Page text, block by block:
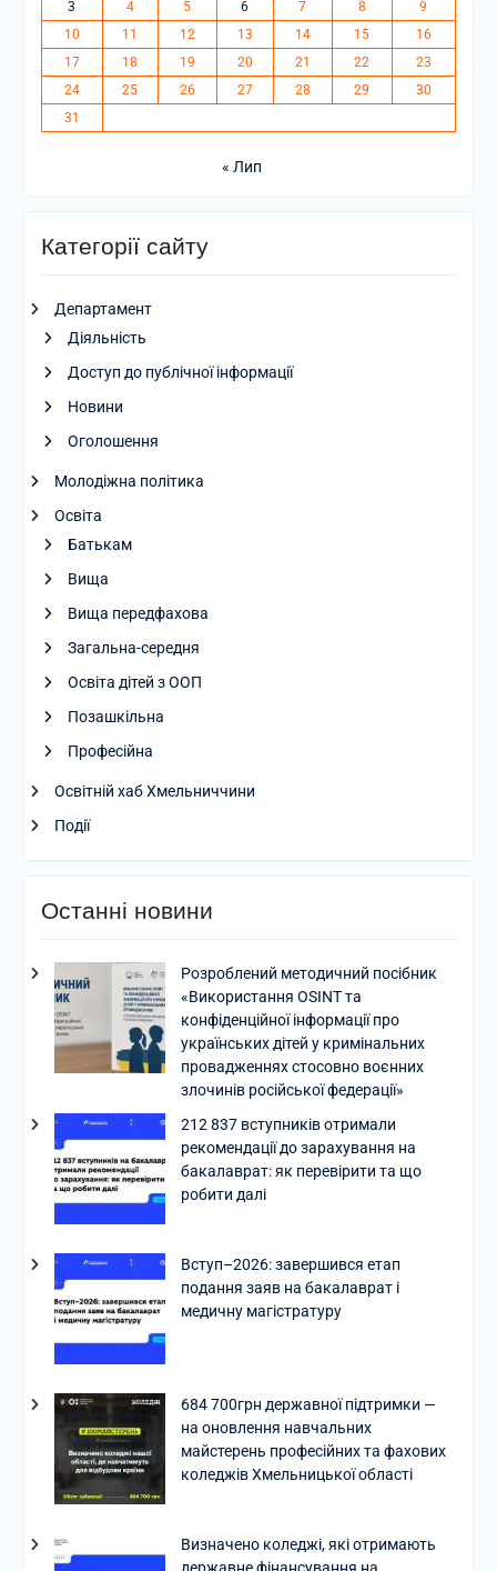
3
4 5 6 7 8
9
10
11 12 13 14 15
16
17
18 19 20 21 22
23
24
25 26 27 28 29
30
31
« Лип
Категорії сайту
Департамент
Діяльність
Доступ до публічної інформації
Новини
Оголошення
Молодіжна політика
Освіта
Батькам
Вища
Вища передфахова
Загальна-середня
Освіта дітей з ООП
Позашкільна
Професійна
Освітній хаб Хмельниччини
Події
Останні новини
Розроблений методичний посібник
«Використання OSINT та
конфіденційної інформації про
українських дітей у кримінальних
провадженнях стосовно воєнних
злочинів російської федерації»
212 837 вступників отримали
рекомендації до зарахування на
бакалаврат: як перевірити та що
робити далі
Вступ–2026: завершився етап
подання заяв на бакалаврат і
медичну магістратуру
684 700грн державної підтримки —
на оновлення навчальних
майстерень професійних та фахових
коледжів Хмельницької області
Визначено коледжі, які отримають